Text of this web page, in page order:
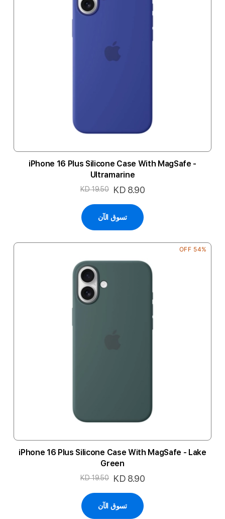
iPhone 16 Plus Silicone Case With MagSafe -
Ultramarine
السعر
KD 8.90
KD 19.50
تسوق الآن
54% OFF
iPhone 16 Plus Silicone Case With MagSafe - Lake
Green
السعر
KD 8.90
KD 19.50
تسوق الآن